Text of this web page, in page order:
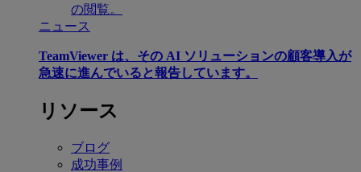
の閲覧。
ニュース
TeamViewer は、その AI ソリューションの顧客導入が
急速に進んでいると報告しています。
リソース
ブログ
成功事例